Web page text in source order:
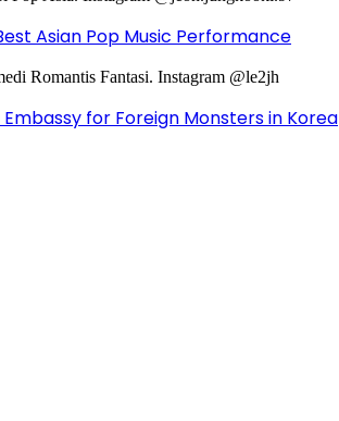
Asian Pop Music Performance
for Foreign Monsters in Korea